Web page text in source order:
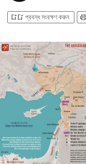
bookmark_addbookmark_added প্রবন্ধ সংরক্ষণ করুন